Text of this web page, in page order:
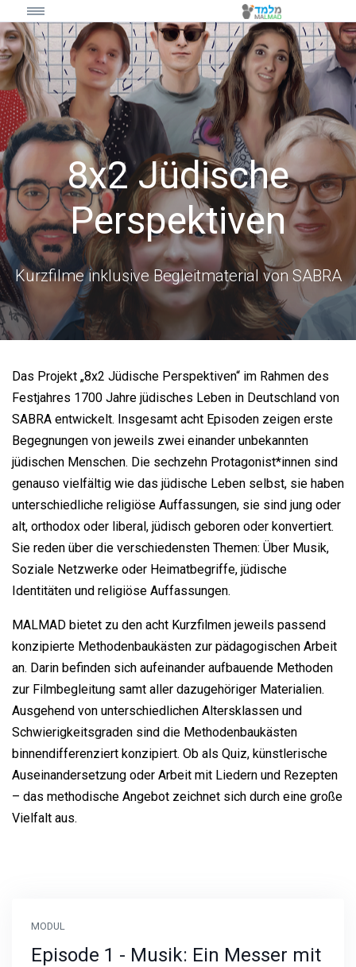
8x2 Jüdische
Perspektiven
Kurzfilme inklusive Begleitmaterial von SABRA
Das Projekt „8x2 Jüdische Perspektiven“ im Rahmen des
Festjahres 1700 Jahre jüdisches Leben in Deutschland von
SABRA entwickelt. Insgesamt acht Episoden zeigen erste
Begegnungen von jeweils zwei einander unbekannten
jüdischen Menschen. Die sechzehn Protagonist*innen sind
genauso vielfältig wie das jüdische Leben selbst, sie haben
unterschiedliche religiöse Auffassungen, sie sind jung oder
alt, orthodox oder liberal, jüdisch geboren oder konvertiert.
Sie reden über die verschiedensten Themen: Über Musik,
Soziale Netzwerke oder Heimatbegriffe, jüdische
Identitäten und religiöse Auffassungen.
MALMAD bietet zu den acht Kurzfilmen jeweils passend
konzipierte Methodenbaukästen zur pädagogischen Arbeit
an. Darin befinden sich aufeinander aufbauende Methoden
zur Filmbegleitung samt aller dazugehöriger Materialien.
Ausgehend von unterschiedlichen Altersklassen und
Schwierigkeitsgraden sind die Methodenbaukästen
binnendifferenziert konzipiert. Ob als Quiz, künstlerische
Auseinandersetzung oder Arbeit mit Liedern und Rezepten
– das methodische Angebot zeichnet sich durch eine große
Vielfalt aus.
MODUL
Episode 1 - Musik: Ein Messer mit